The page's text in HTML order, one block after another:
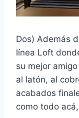
Dos) Además
línea Loft
su mejor
al latón, al
acabados
como todo